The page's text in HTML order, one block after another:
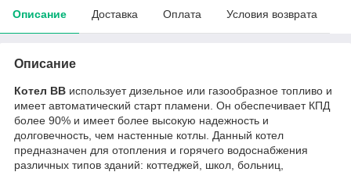
Описание Доставка Оплата Условия возврата
Описание
Котел BB использует дизельное или газообразное топливо и
имеет автоматический старт пламени. Он обеспечивает КПД
более 90% и имеет более высокую надежность и
долговечность, чем настенные котлы. Данный котел
предназначен для отопления и горячего водоснабжения
различных типов зданий: коттеджей, школ, больниц,